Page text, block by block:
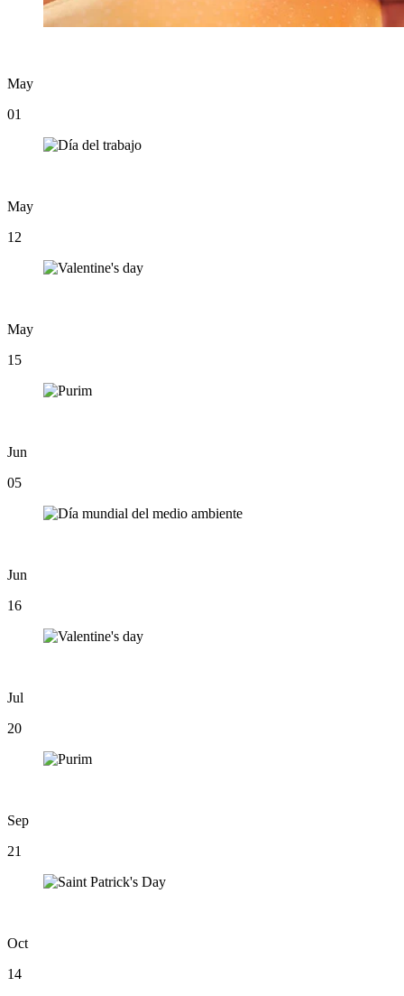
May
01
May
12
May
15
Jun
05
Jun
16
Jul
20
Sep
21
Oct
14